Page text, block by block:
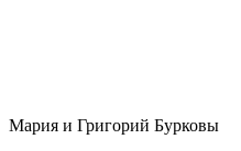
Мария и Григорий Бурковы